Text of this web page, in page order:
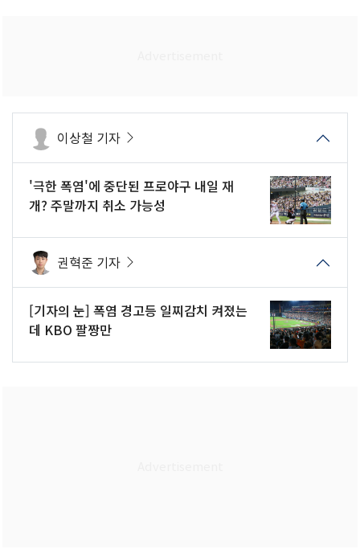
이상철 기자
'극한 폭염'에 중단된 프로야구 내일 재
개? 주말까지 취소 가능성
권혁준 기자
[기자의 눈] 폭염 경고등 일찌감치 켜졌는
데 KBO 팔짱만